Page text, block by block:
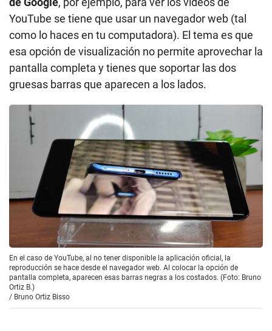
YouTube se tiene que usar un navegador web (tal
como lo haces en tu computadora). El tema es que
esa opción de visualización no permite aprovechar la
pantalla completa y tienes que soportar las dos
gruesas barras que aparecen a los lados.
En el caso de YouTube, al no tener disponible la aplicación oficial, la
reproducción se hace desde el navegador web. Al colocar la opción de
pantalla completa, aparecen esas barras negras a los costados. (Foto: Bruno
Ortiz B.)
/ Bruno Ortiz Bisso